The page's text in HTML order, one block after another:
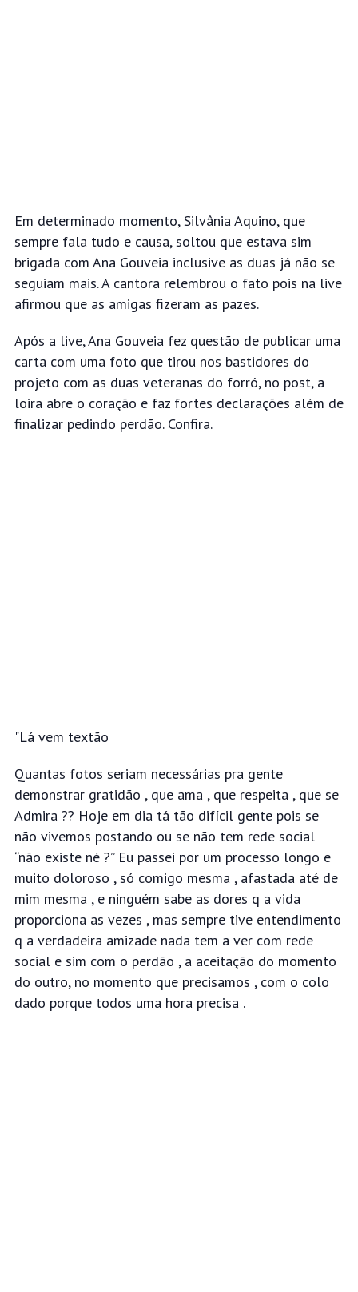
Em determinado momento, Silvânia Aquino, que
sempre fala tudo e causa, soltou que estava sim
brigada com Ana Gouveia inclusive as duas já não se
seguiam mais.A cantora relembrou o fato pois na live
afirmou que as amigas fizeram as pazes.
Após a live, Ana Gouveia fez questão de publicar uma
carta com uma foto que tirou nos bastidores do
projeto com as duas veteranas do forró, no post, a
loira abre o coração e faz fortes declarações além de
finalizar pedindo perdão. Confira.
"Lá vem textão
Quantas fotos seriam necessárias pra gente
demonstrar gratidão , que ama , que respeita , que se
Admira ?? Hoje em dia tá tão difícil gente pois se
não vivemos postando ou se não tem rede social
“não existe né ?” Eu passei por um processo longo e
muito doloroso , só comigo mesma , afastada até de
mim mesma , e ninguém sabe as dores q a vida
proporciona as vezes , mas sempre tive entendimento
q a verdadeira amizade nada tem a ver com rede
social e sim com o perdão , a aceitação do momento
do outro, no momento que precisamos , com o colo
dado porque todos uma hora precisa .